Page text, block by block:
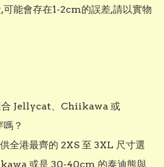
可能會存在1-2cm的誤差,請以實物
合 Jellycat、Chiikawa 或
？
全港最齊的 2XS 至 3XL 尺寸選
或是 30-40cm 的泰迪熊與